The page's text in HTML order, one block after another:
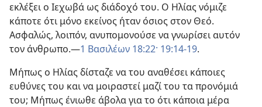
εκλέξει ο Ιεχωβά ως διάδοχό του. Ο Ηλίας νόμιζε
κάποτε ότι μόνο εκείνος ήταν όσιος στον Θεό.
Ασφαλώς, λοιπόν, ανυπομονούσε να γνωρίσει αυτόν
τον άνθρωπο.​—1 Βασιλέων 18:22· 19:14-19.
Μήπως ο Ηλίας δίσταζε να του αναθέσει κάποιες
ευθύνες του και να μοιραστεί μαζί του τα προνόμιά
του; Μήπως ένιωθε άβολα για το ότι κάποια μέρα